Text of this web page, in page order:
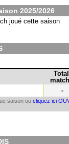
2025/2026
joué cette saison
Total
-
saison ou cliquez ici